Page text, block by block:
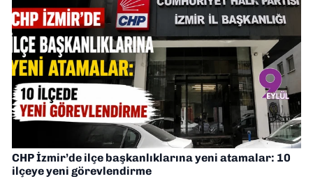
CHP İzmir’de ilçe başkanlıklarına yeni atamalar: 10
ilçeye yeni görevlendirme